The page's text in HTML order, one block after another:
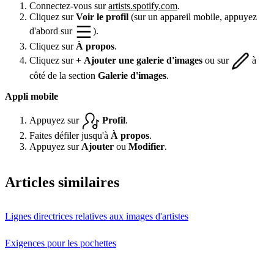
Connectez-vous surartists.spotify.com.
Cliquez surVoir le profil (sur un appareil mobile, appuyez
d'abord sur
).
Cliquez sur À propos.
Cliquez sur+ Ajouter une galerie d'images ou sur
à
côté de la section Galerie d'images.
Appli mobile
Appuyez sur Profil.
Faites défiler jusqu'à À propos.
Appuyez sur Ajouter ou Modifier.
Articles similaires
Lignes directrices relatives aux images d'artistes
Exigences pour les pochettes